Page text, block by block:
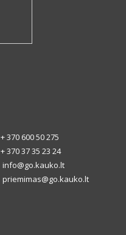
+ 370 600 50 275
+ 370 37 35 23 24
info@go.kauko.lt
priemimas@go.kauko.lt